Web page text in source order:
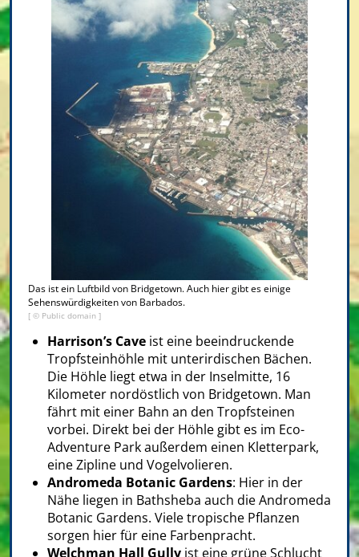
Das ist ein Luftbild von Bridgetown. Auch hier gibt es einige
Sehenswürdigkeiten von Barbados.
[ © Public domain ]
Harrison’s Cave ist eine beeindruckende
Tropfsteinhöhle mit unterirdischen Bächen.
Die Höhle liegt etwa in der Inselmitte, 16
Kilometer nordöstlich von Bridgetown. Man
fährt mit einer Bahn an den Tropfsteinen
vorbei. Direkt bei der Höhle gibt es im Eco-
Adventure Park außerdem einen Kletterpark,
eine Zipline und Vogelvolieren.
Andromeda Botanic Gardens: Hier in der
Nähe liegen in Bathsheba auch die Andromeda
Botanic Gardens. Viele tropische Pflanzen
sorgen hier für eine Farbenpracht.
Welchman Hall Gully ist eine grüne Schlucht